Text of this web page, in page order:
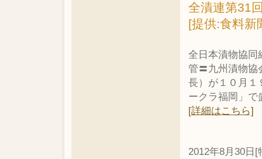
全漬連第31
[提供:食料新
全日本漬物協同
管〓九州漬物協
長）が１０月１
ークラ福岡」で
[詳細はこちら]
2012年8月30日[